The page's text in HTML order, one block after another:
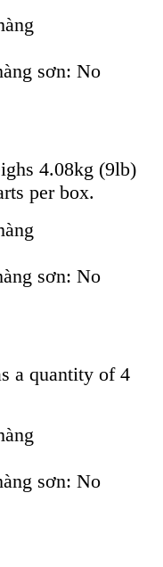
sơn: No
4.08kg (9lb)
per box.
sơn: No
a quantity of 4
sơn: No